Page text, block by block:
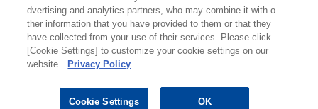
各種サービスの個人情報保護方針
サイトマップ
ELECTRONICS MARKETING, INC. ALL RIGHTS RESERVED.
dvertising and analytics partners, who may combine it with o
ther information that you have provided to them or that they
have collected from your use of their services. Please click
[Cookie Settings] to customize your cookie settings on our
website.
Privacy Policy
Cookie Settings OK